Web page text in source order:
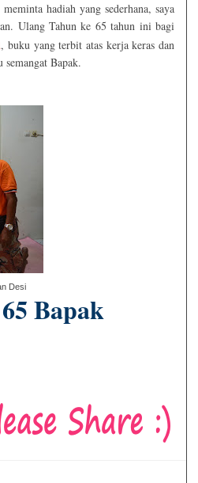
hadiah yang sederhana, saya
Ulang Tahun ke 65 tahun ini bagi
, buku yang terbit atas kerja keras dan
Bapak.
Desi
Bapak